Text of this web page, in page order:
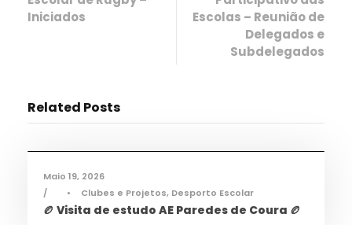
Iniciados
Escolas – Reunião de
Delegados e
Subdelegados
Related Posts
Desporto,Notícias
Maio 19, 2026
•
Clubes e Projetos, Desporto Escolar
🏉 Visita de estudo AE Paredes de Coura 🏉